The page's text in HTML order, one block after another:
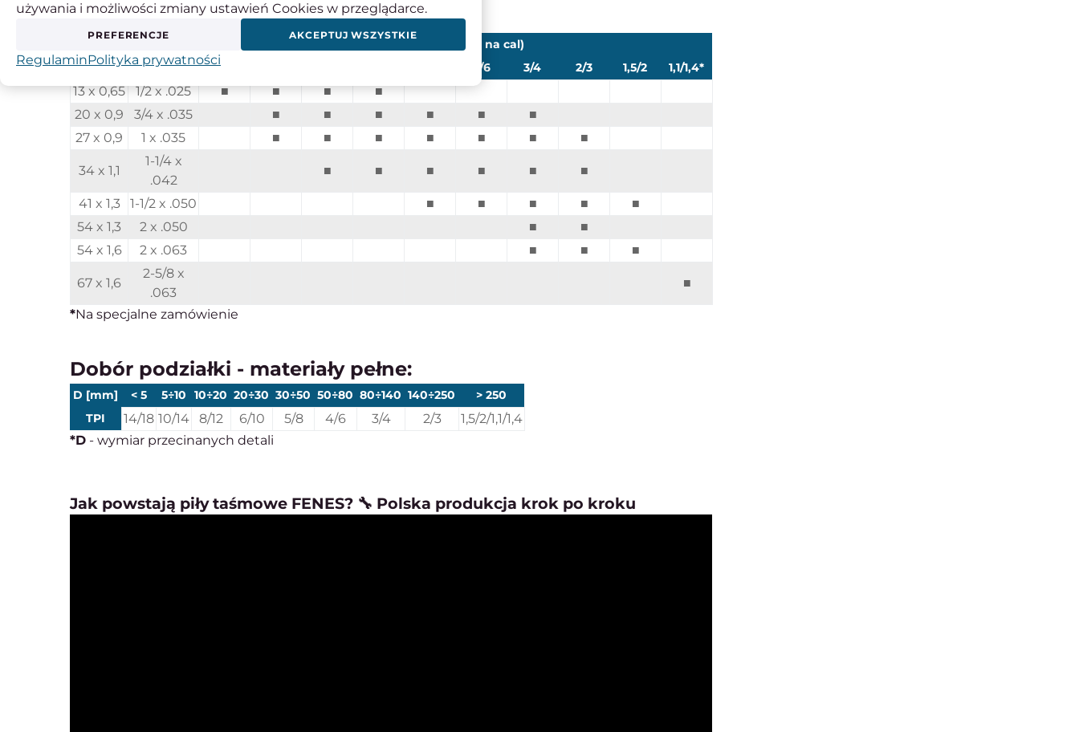
Ilość zębów na cal:
Szerokość x grubość
TPI (ilość zębów na cal)
mm
cal 14/18 4/6 3/4 2/3 1,5/2 1,1/1,4*
13 x 0,65 1/2 x .025 ■ ■ ■
■
20 x 0,9
3/4 x .035 ■ ■ ■ ■ ■
■
27 x 0,9
1 x .035 ■ ■ ■ ■ ■ ■ ■
34 x 1,1
1-1/4 x
.042
■ ■ ■ ■ ■ ■
41 x 1,3 1-1/2 x .050 ■ ■ ■ ■
■
54 x 1,3
2 x .050 ■
■
54 x 1,6
2 x .063 ■ ■ ■
67 x 1,6
2-5/8 x
.063
■
*Na specjalne zamówienie
Dobór podziałki - materiały pełne:
D [mm] < 5 5÷10 10÷20 20÷30 30÷50 50÷80 80÷140 140÷250
> 250
TPI
14/18 10/14 8/12 6/10 5/8 4/6 3/4 2/3
1,5/2/1,1/1,4
*D - wymiar przecinanych detali
Jak powstają piły taśmowe FENES? 🔧 Polska produkcja krok po kroku
używania i możliwości zmiany ustawień Cookies w przeglądarce.
PREFERENCJE AKCEPTUJ WSZYSTKIE
RegulaminPolityka prywatności